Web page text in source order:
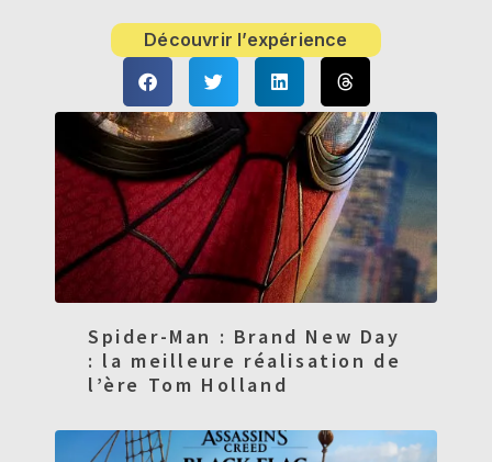
Découvrir l’expérience
Spider-Man : Brand New Day
: la meilleure réalisation de
l’ère Tom Holland